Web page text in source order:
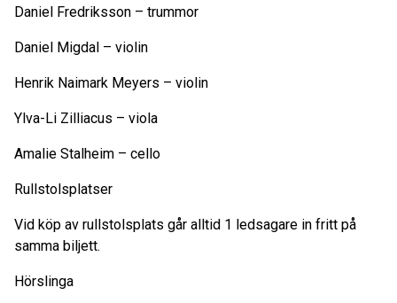
Daniel Fredriksson – trummor
Daniel Migdal – violin
Henrik Naimark Meyers – violin
Ylva-Li Zilliacus – viola
Amalie Stalheim – cello
Rullstolsplatser
Vid köp av rullstolsplats går alltid 1 ledsagare in fritt på
samma biljett.
Hörslinga